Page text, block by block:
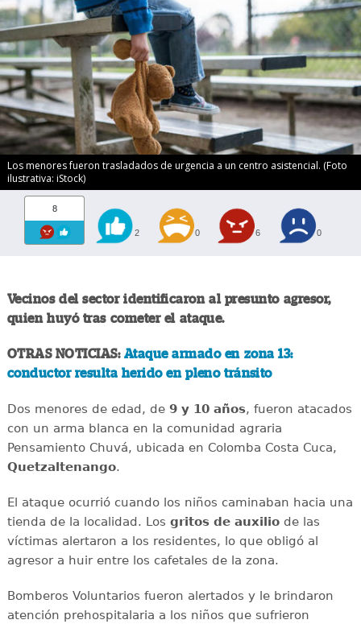
Los menores fueron trasladados de urgencia a un centro asistencial. (Foto
ilustrativa: iStock)
8
2 0 6 0
Vecinos del sector identificaron al presunto agresor,
quien huyó tras cometer el ataque.
OTRAS NOTICIAS:Ataque armado en zona 13:
conductor resulta herido en pleno tránsito
Dos menores de edad, de 9 y 10 años, fueron atacados
con un arma blanca en la comunidad agraria
Pensamiento Chuvá, ubicada en Colomba Costa Cuca,
Quetzaltenango.
El ataque ocurrió cuando los niños caminaban hacia una
tienda de la localidad. Los gritos de auxiliode las
víctimas alertaron a los residentes, lo que obligó al
agresor a huir entre los cafetales de la zona.
Bomberos Voluntarios fueron alertados y le brindaron
atención prehospitalaria a los niños que sufrieron